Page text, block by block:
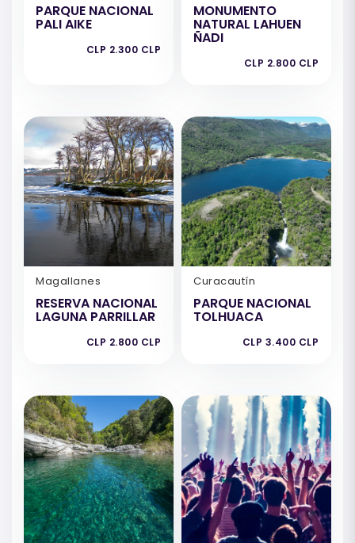
PARQUE NACIONAL
PALI AIKE
CLP 2.300 CLP
MONUMENTO
NATURAL LAHUEN
ÑADI
CLP 2.800 CLP
Magallanes
RESERVA NACIONAL
LAGUNA PARRILLAR
CLP 2.800 CLP
Curacautín
PARQUE NACIONAL
TOLHUACA
CLP 3.400 CLP